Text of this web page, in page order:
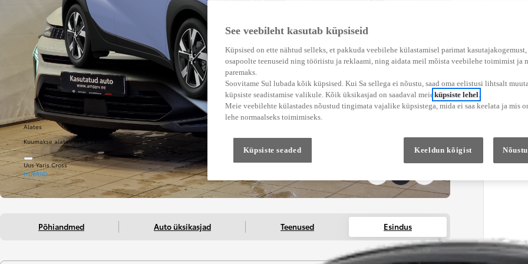
Alates
Kuumakse alates 196 € / kuu
Uus Yaris Cross
HÜBRIID
Põhiandmed Auto üksikasjad Teenused Esindus
See veebileht kasutab küpsiseid
Küpsised on ette nähtud selleks, et pakkuda veebilehe külastamisel parimat
osapoolte teenuseid ning tööriistu ja reklaami, ning aidata meil mõista veebilehe toimimist ja
paremaks.
Soovitame Sul lubada kõik küpsised. Kui Sa sellega ei nõustu, saad oma eelistusi lihtsalt
küpsiste seadistamise valikule. Kõik üksikasjad on saadaval meieküpsiste lehel.
Meie veebilehte külastades nõustud tingimata vajalike küpsistega, mida ei saa keelata ja mis
lehe normaalseks toimimiseks.
Küpsiste seaded Keeldun kõigist